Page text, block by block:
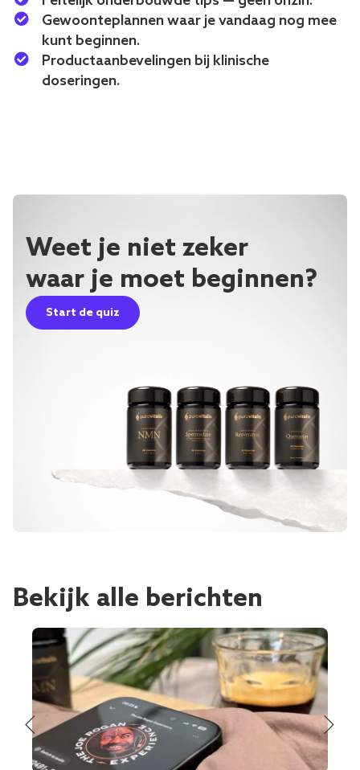
Gewoonteplannen waar je vandaag nog mee
kunt beginnen.
Productaanbevelingen bij klinische
doseringen.
Weet je niet zeker
waar je moet beginnen?
Start de quiz
Bekijk alle berichten